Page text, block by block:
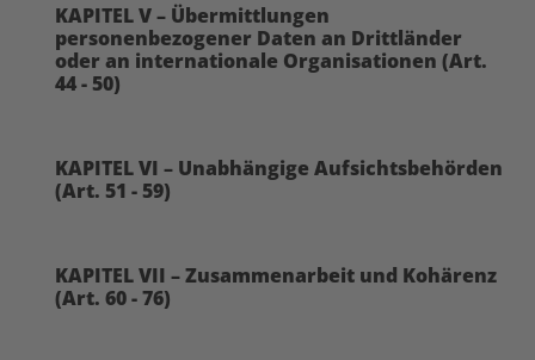
KAPITEL V – Übermittlungen
personenbezogener Daten an Drittländer
oder an internationale Organisationen (Art.
44 - 50)
KAPITEL VI – Unabhängige Aufsichtsbehörden
(Art. 51 - 59)
KAPITEL VII – Zusammenarbeit und Kohärenz
(Art. 60 - 76)